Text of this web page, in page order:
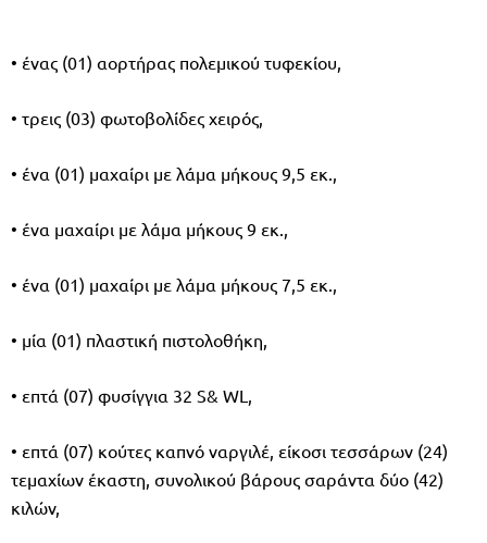
• ένας (01) αορτήρας πολεμικού τυφεκίου,
• τρεις (03) φωτοβολίδες χειρός,
• ένα (01) μαχαίρι με λάμα μήκους 9,5 εκ.,
• ένα μαχαίρι με λάμα μήκους 9 εκ.,
• ένα (01) μαχαίρι με λάμα μήκους 7,5 εκ.,
• μία (01) πλαστική πιστολοθήκη,
• επτά (07) φυσίγγια 32 S& WL,
• επτά (07) κούτες καπνό ναργιλέ, είκοσι τεσσάρων (24)
τεμαχίων έκαστη, συνολικού βάρους σαράντα δύο (42)
κιλών,